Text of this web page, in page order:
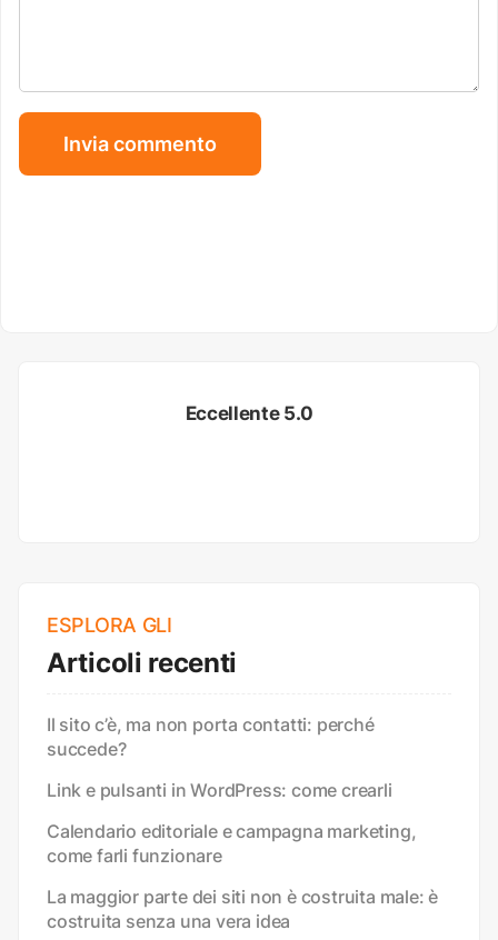
Eccellente 5.0
ESPLORA GLI
Articoli recenti
Il sito c’è, ma non porta contatti: perché
succede?
Link e pulsanti in WordPress: come crearli
Calendario editoriale e campagna marketing,
come farli funzionare
La maggior parte dei siti non è costruita male: è
costruita senza una vera idea